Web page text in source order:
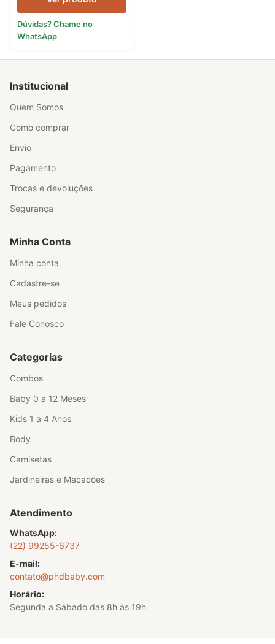
Dúvidas? Chame no
WhatsApp
Institucional
Quem Somos
Como comprar
Envio
Pagamento
Trocas e devoluções
Segurança
Minha Conta
Minha conta
Cadastre-se
Meus pedidos
Fale Conosco
Categorias
Combos
Baby 0 a 12 Meses
Kids 1 a 4 Anos
Body
Camisetas
Jardineiras e Macacões
Atendimento
WhatsApp:
(22) 99255-6737
E-mail:
contato@phdbaby.com
Horário:
Segunda a Sábado das 8h às 19h